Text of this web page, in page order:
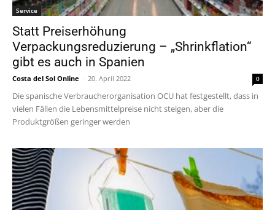
Service
Statt Preiserhöhung
Verpackungsreduzierung – „Shrinkflation“
gibt es auch in Spanien
Costa del Sol Online - 20. April 2022 0
Die spanische Verbraucherorganisation OCU hat festgestellt, dass in
vielen Fällen die Lebensmittelpreise nicht steigen, aber die
Produktgrößen geringer werden